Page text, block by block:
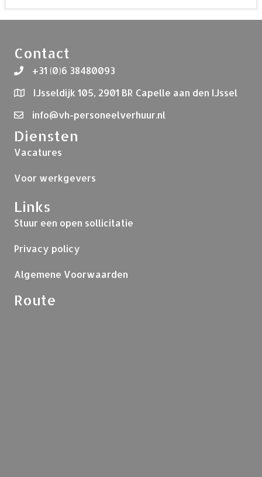
Contact
+31 (0)6 38480093
IJsseldijk 105, 2901 BR Capelle aan den IJssel
info@vh-personeelverhuur.nl
Diensten
Vacatures
Voor werkgevers
Links
Stuur een open sollicitatie
Privacy policy
Algemene Voorwaarden
Route